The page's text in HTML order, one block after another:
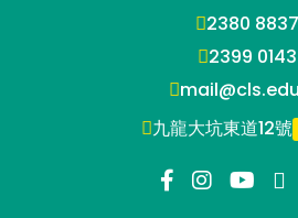
2380 8837
2399 0143
九龍大坑東道12號